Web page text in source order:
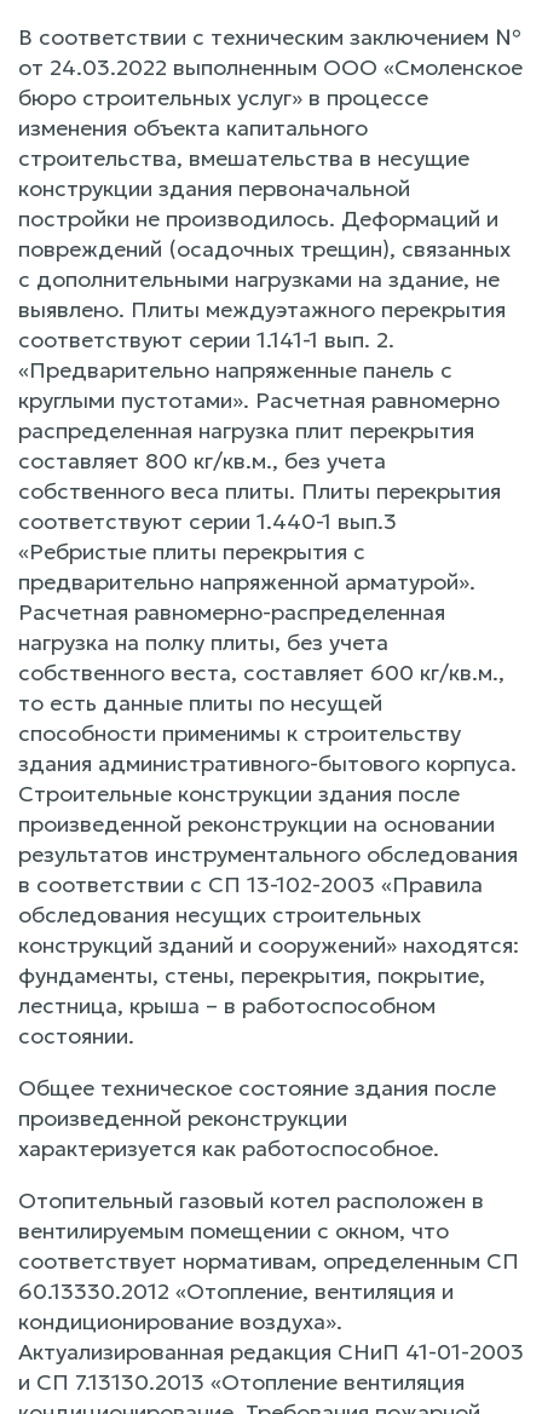
В соответствии с техническим заключением №
от 24.03.2022 выполненным ООО «Смоленское
бюро строительных услуг» в процессе
изменения объекта капитального
строительства, вмешательства в несущие
конструкции здания первоначальной
постройки не производилось. Деформаций и
повреждений (осадочных трещин), связанных
с дополнительными нагрузками на здание, не
выявлено. Плиты междуэтажного перекрытия
соответствуют серии 1.141-1 вып. 2.
«Предварительно напряженные панель с
круглыми пустотами». Расчетная равномерно
распределенная нагрузка плит перекрытия
составляет 800 кг/кв.м., без учета
собственного веса плиты. Плиты перекрытия
соответствуют серии 1.440-1 вып.3
«Ребристые плиты перекрытия с
предварительно напряженной арматурой».
Расчетная равномерно-распределенная
нагрузка на полку плиты, без учета
собственного веста, составляет 600 кг/кв.м.,
то есть данные плиты по несущей
способности применимы к строительству
здания административного-бытового корпуса.
Строительные конструкции здания после
произведенной реконструкции на основании
результатов инструментального обследования
в соответствии с СП 13-102-2003 «Правила
обследования несущих строительных
конструкций зданий и сооружений» находятся:
фундаменты, стены, перекрытия, покрытие,
лестница, крыша – в работоспособном
состоянии.
Общее техническое состояние здания после
произведенной реконструкции
характеризуется как работоспособное.
Отопительный газовый котел расположен в
вентилируемым помещении с окном, что
соответствует нормативам, определенным СП
60.13330.2012 «Отопление, вентиляция и
кондиционирование воздуха».
Актуализированная редакция СНиП 41-01-2003
и СП 7.13130.2013 «Отопление вентиляция